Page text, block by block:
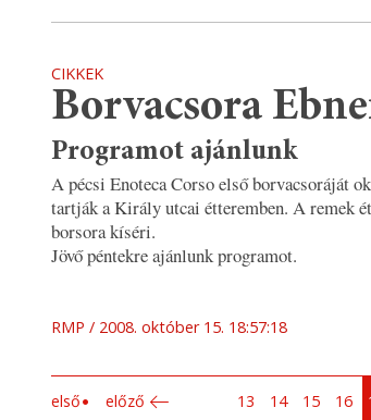
CIKKEK
Borvacsora
Programot ajánlunk
A pécsi Enoteca Corso első borvacsoráját
tartják a Király utcai étteremben. A remek
borsora kíséri.
Jövő péntekre ajánlunk programot.
RMP 2008. október 15. 18:57:18
első előző 13 14 15 16